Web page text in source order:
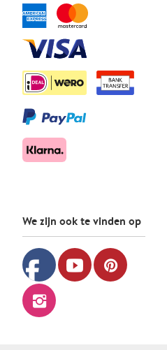
We zijn ook te vinden op
facebook youtube pinterest
instagram